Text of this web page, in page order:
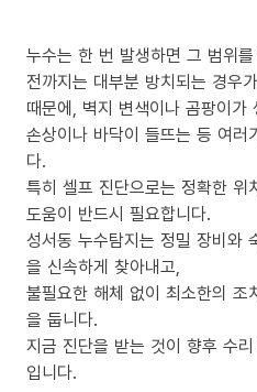
누수는 한 번 발생하면 그 범위
전까지는 대부분 방치되는 경우
때문에, 벽지 변색이나 곰팡이가
손상이나 바닥이 들뜨는 등 여러
다.
특히 셀프 진단으로는 정확한 위
도움이 반드시 필요합니다.
성서동 누수탐지는 정밀 장비와
을 신속하게 찾아내고,
불필요한 해체 없이 최소한의 조
을 둡니다.
지금 진단을 받는 것이 향후 수
입니다.